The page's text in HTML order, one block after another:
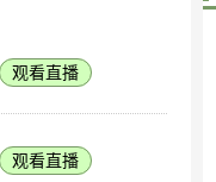
观看直播
观看直播